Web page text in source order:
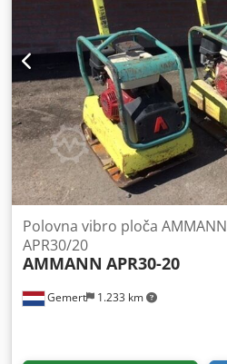
Gemert 1.233 km
Polovna vibro ploča AMMANN
APR30/20
AMMANN APR30-20